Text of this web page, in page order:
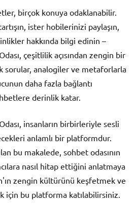
birçok konuya odaklanabilir.
ister hobilerinizi paylaşın,
hakkında bilgi edinin –
çeşitlilik açısından zengin bir
sorular, analogiler ve metaforlarla
daha fazla bağlantı
derinlik katar.
insanların birbirleriyle sesli
anlamlı bir platformdur.
bu makalede, sohbet odasının
nasıl hitap ettiğini anlatmaya
zengin kültürünü keşfetmek ve
için bu platforma katılabilirsiniz.